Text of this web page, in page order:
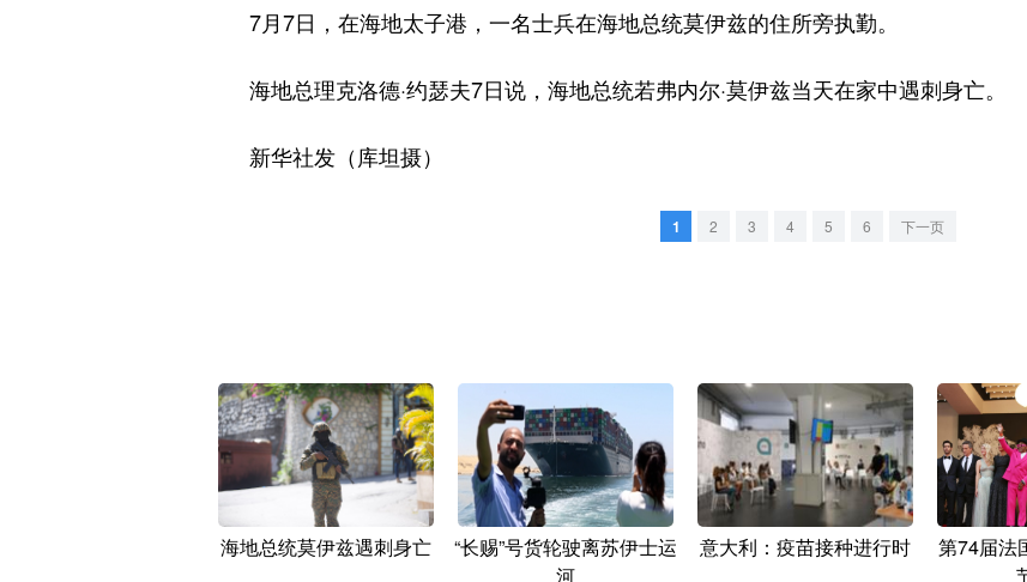
7月7日，在海地太子港，一名士兵在海地总统莫伊兹的住所旁执勤。
海地总理克洛德·约瑟夫7日说，海地总统若弗内尔·莫伊兹当天在家中遇刺身亡。
新华社发（库坦摄）
1 2 3 4 5 6 下一页
海地总统莫伊兹遇刺身亡
“长赐”号货轮驶离苏伊士运
河
意大利：疫苗接种进行时
第74届法